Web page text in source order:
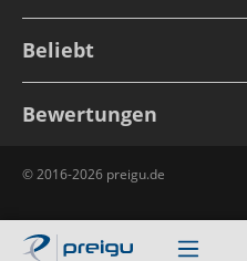
Beliebt
Bewertungen
© 2016-2026 preigu.de